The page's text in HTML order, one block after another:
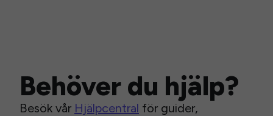
Behöver du hjälp?
Besök vår Hjälpcentral för guider,